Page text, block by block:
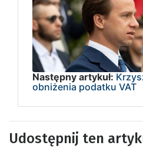
Następny artykuł:
obniżenia podatku VAT
Udostępnij ten